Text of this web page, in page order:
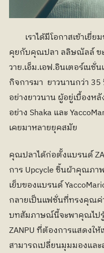
คุยกับคุณปลา ลลิษณัลล์ ข
วาย.เอ็ม.เอฟ.อินเตอร์เน
กิจการมา  ยาวนานกว่า
อย่างยาวนาน ผู้อยู่เบื้องห
อย่าง Shaka และ
เคยมาหลายยุคสมัย
คุณปลาได้ก่อตั้งแบรนด์
การ Upcycle ชิ้นผ้าคุณภา
เย็บของแบรนด์
กลายเป็นแฟชั่นที่ทรงคุณค่
บทสัมภาษณ์นี้จะพาคุณไป
ZANPU ที่ต้องการแสดงใ
สามารถเปลี่ยนมุมมองแล